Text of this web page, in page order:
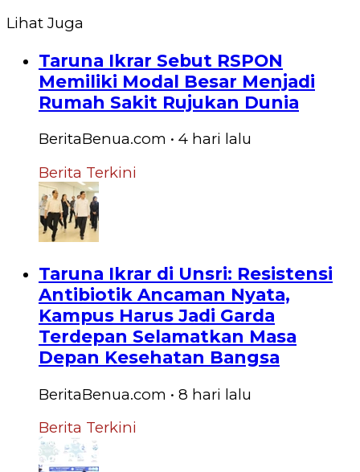
Lihat Juga
Taruna Ikrar Sebut RSPON
Memiliki Modal Besar Menjadi
Rumah Sakit Rujukan Dunia
BeritaBenua.com • 4 hari lalu
Berita Terkini
Taruna Ikrar di Unsri: Resistensi
Antibiotik Ancaman Nyata,
Kampus Harus Jadi Garda
Terdepan Selamatkan Masa
Depan Kesehatan Bangsa
BeritaBenua.com • 8 hari lalu
Berita Terkini